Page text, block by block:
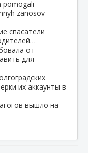
спасатели
от
для
вышло на